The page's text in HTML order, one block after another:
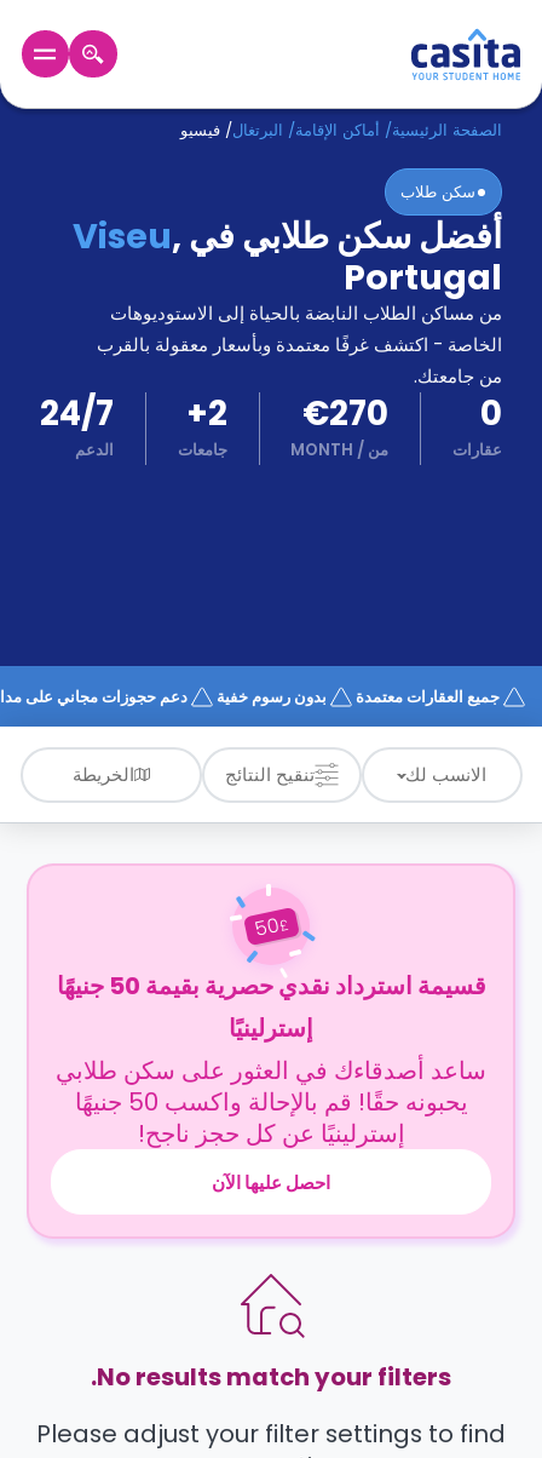
الرئيسية عربي EUR
دخول
حجز
السكن
نحن؟
المدونة
أخبر
أصدقائك
اكسب
كن
كيف
تعمل؟
الأسئلة
الشائعة
الصفحة الرئيسية/ أماكن الإقامة/ البرتغال/ فيسيو
سكن طلاب
أفضل سكن طلابي في Viseu,
Portugal
من مساكن الطلاب النابضة بالحياة إلى الاستوديوهات
الخاصة - اكتشف غرفًا معتمدة وبأسعار معقولة بالقرب
من جامعتك.
0
عقارات
€270
من /
MONTH
2
+
جامعات
24/7
الدعم
جميع العقارات معتمدة بدون رسوم خفية دعم حجوزات مجاني على مدار
الانسب لك تنقيح النتائج الخريطة
£
50
قسيمة استرداد نقدي حصرية بقيمة 50 جنيهًا
إسترلينيًا
ساعد أصدقاءك في العثور على سكن طلابي
يحبونه حقًا! قم بالإحالة واكسب 50 جنيهًا
إسترلينيًا عن كل حجز ناجح!
احصل عليها الآن
No results match your filters.
Please adjust your filter settings to find